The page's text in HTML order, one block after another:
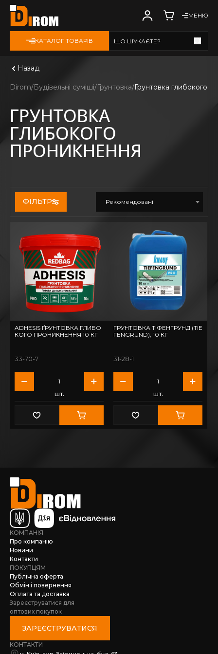
МЕНЮ
КАТАЛОГ ТОВАРІВ ЩО ШУКАЄТЕ?
Назад
Dirom Будівельні суміші Грунтовка Грунтовка глибокого
ГРУНТОВКА
ГЛИБОКОГО
ПРОНИКНЕННЯ
ФІЛЬТР Рекомендовані
ADHESIS ҐРУНТОВКА ГЛИБО
КОГО ПРОНИКНЕННЯ 10 КГ
33-70-7
шт.
ГРУНТОВКА ТІФЕНГРУНД (TIE
FENGRUND), 10 КГ
31-28-1
шт.
КОМПАНІЯ
Про компанію
Новини
Контакти
ПОКУПЦЯМ
Публічна оферта
Обмін і повернення
Оплата та доставка
Зареєструватися для
оптових покупок
ЗАРЕЄСТРУВАТИСЯ
КОНТАКТИ